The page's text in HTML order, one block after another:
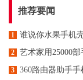
推荐要闻
1 谁说你水果手机
2 艺术家用25000
3 360路由器助手